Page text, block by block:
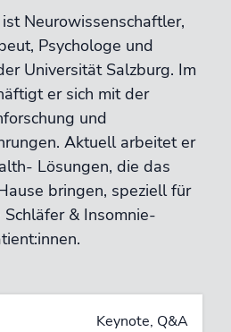
Neurowissenschaftler,
Psychologe und
Universität Salzburg. Im
er sich mit der
und
Aktuell arbeitet er
Lösungen, die das
bringen, speziell für
& Insomnie-
Keynote, Q&A